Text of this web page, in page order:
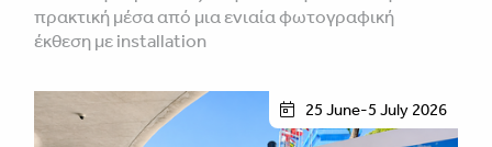
πρακτική μέσα από μια ενιαία φωτογραφική
έκθεση με installation
25 June-5 July 2026